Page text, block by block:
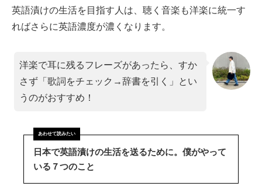
英語漬けの生活を目指す人は、聴く音楽も洋楽に統一す
ればさらに英語濃度が濃くなります。
洋楽で耳に残るフレーズがあったら、すか
さず「歌詞をチェック→辞書を引く」とい
うのがおすすめ！
日本で英語漬けの生活を送るために。僕がやって
いる７つのこと